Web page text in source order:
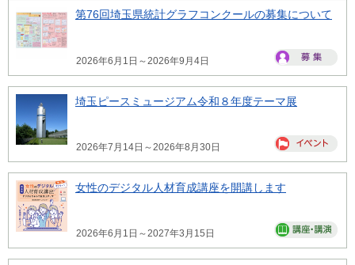
第76回埼玉県統計グラフコンクールの募集について
2026年6月1日～2026年9月4日
埼玉ピースミュージアム令和８年度テーマ展
2026年7月14日～2026年8月30日
女性のデジタル人材育成講座を開講します
2026年6月1日～2027年3月15日